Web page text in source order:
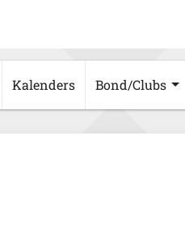
Kalenders Bond/Clubs